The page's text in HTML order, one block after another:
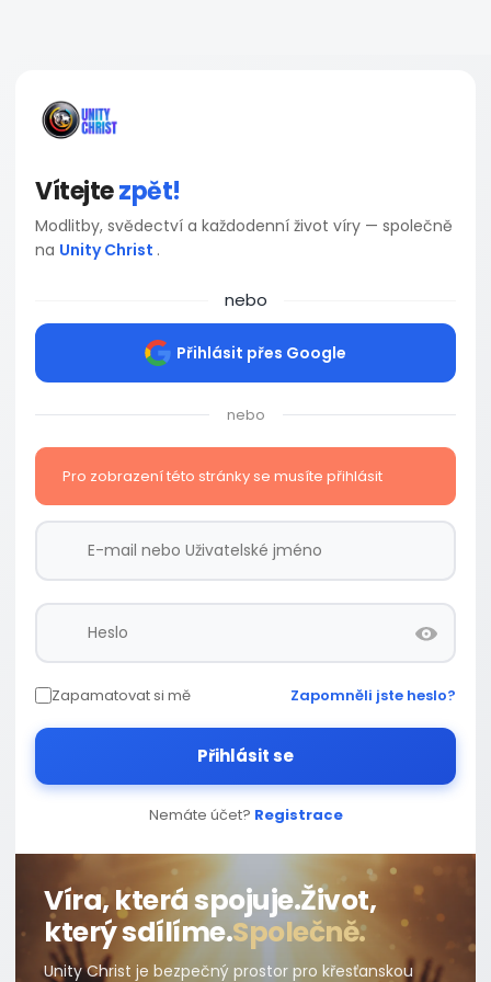
Vítejtezpět!
Modlitby, svědectví a každodenní život víry — společně
na Unity Christ .
nebo
Přihlásit přes Google
nebo
Pro zobrazení této stránky se musíte přihlásit
Zapamatovat si mě Zapomněli jste heslo?
Přihlásit se
Nemáte účet? Registrace
Víra, která spojuje.Život,
který sdílíme.Společně.
Unity Christ je bezpečný prostor pro křesťanskou